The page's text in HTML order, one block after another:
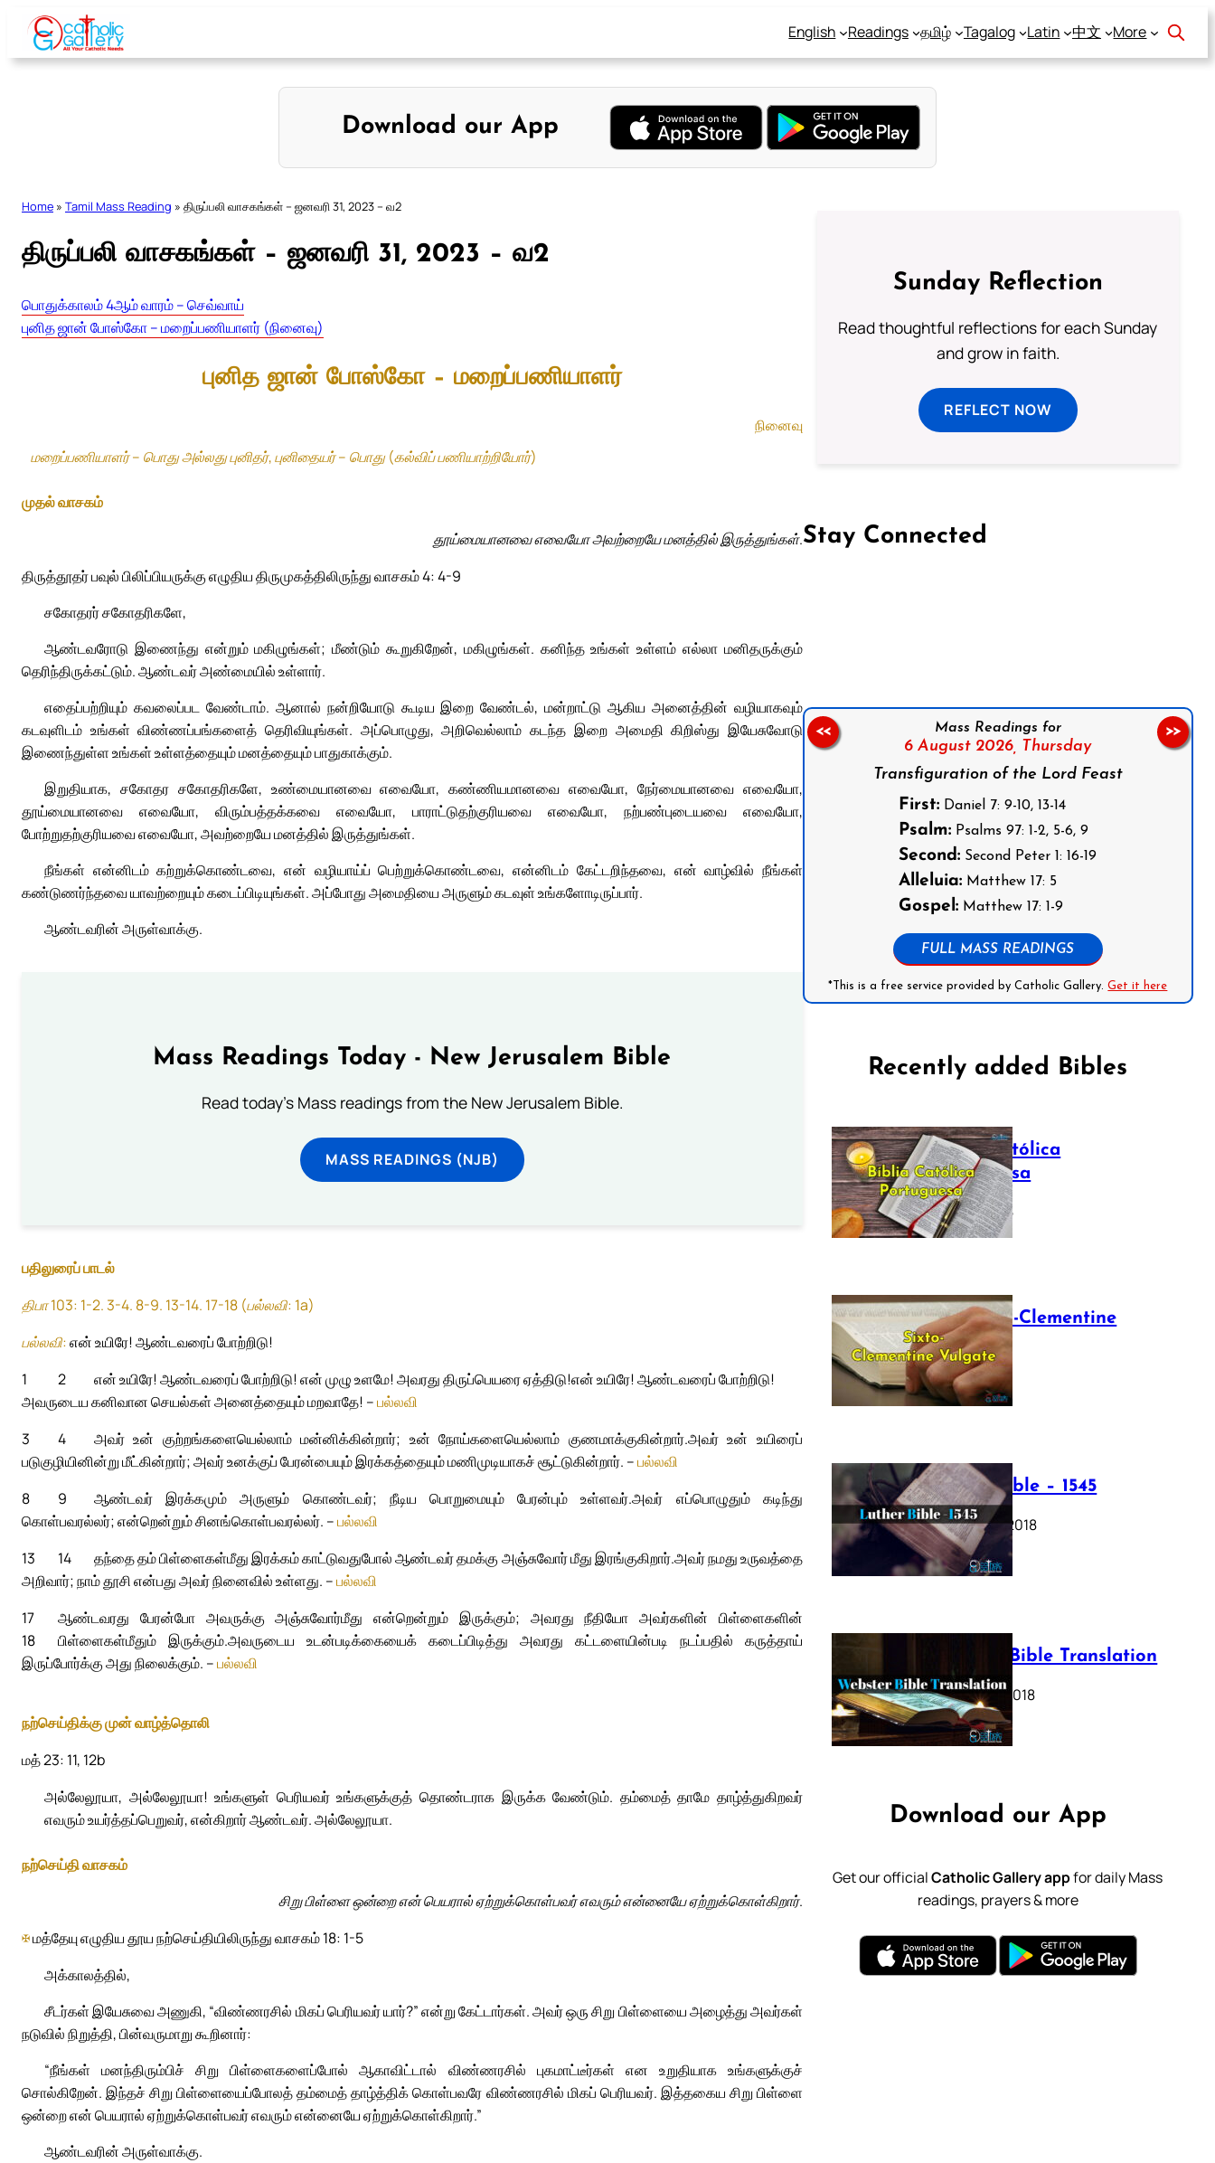
Skip
content
English Readings தமிழ் Tagalog Latin 中文 More
Download our App
Home » Tamil Mass Reading » திருப்பலி வாசகங்கள் – ஜனவரி 31, 2023 – வ2
திருப்பலி வாசகங்கள் – ஜனவரி 31, 2023 – வ2
பொதுக்காலம் 4ஆம் வாரம் – செவ்வாய்
புனித ஜான் போஸ்கோ – மறைப்பணியாளர் (நினைவு)
புனித ஜான் போஸ்கோ – மறைப்பணியாளர்
நினைவு
மறைப்பணியாளர் – பொது அல்லது புனிதர், புனிதையர் – பொது (கல்விப் பணியாற்றியோர்)
முதல் வாசகம்
தூய்மையானவை எவையோ அவற்றையே மனத்தில் இருத்துங்கள்.
திருத்தூதர் பவுல் பிலிப்பியருக்கு எழுதிய திருமுகத்திலிருந்து வாசகம் 4: 4-9
சகோதரர் சகோதரிகளே,
ஆண்டவரோடு இணைந்து என்றும் மகிழுங்கள்; மீண்டும் கூறுகிறேன், மகிழுங்கள். கனிந்த உங்கள் உள்ளம் எல்லா மனிதருக்கும்
தெரிந்திருக்கட்டும். ஆண்டவர் அண்மையில் உள்ளார்.
எதைப்பற்றியும் கவலைப்பட வேண்டாம். ஆனால் நன்றியோடு கூடிய இறை வேண்டல், மன்றாட்டு ஆகிய அனைத்தின் வழியாகவும்
கடவுளிடம் உங்கள் விண்ணப்பங்களைத் தெரிவியுங்கள். அப்பொழுது, அறிவெல்லாம் கடந்த இறை அமைதி கிறிஸ்து இயேசுவோடு
இணைந்துள்ள உங்கள் உள்ளத்தையும் மனத்தையும் பாதுகாக்கும்.
இறுதியாக, சகோதர சகோதரிகளே, உண்மையானவை எவையோ, கண்ணியமானவை எவையோ, நேர்மையானவை எவையோ,
தூய்மையானவை எவையோ, விரும்பத்தக்கவை எவையோ, பாராட்டுதற்குரியவை எவையோ, நற்பண்புடையவை எவையோ,
போற்றுதற்குரியவை எவையோ, அவற்றையே மனத்தில் இருத்துங்கள்.
நீங்கள் என்னிடம் கற்றுக்கொண்டவை, என் வழியாய்ப் பெற்றுக்கொண்டவை, என்னிடம் கேட்டறிந்தவை, என் வாழ்வில் நீங்கள்
கண்டுணர்ந்தவை யாவற்றையும் கடைப்பிடியுங்கள். அப்போது அமைதியை அருளும் கடவுள் உங்களோடிருப்பார்.
ஆண்டவரின் அருள்வாக்கு.
Mass Readings Today - New Jerusalem Bible
Read today's Mass readings from the New Jerusalem Bible.
MASS READINGS (NJB)
பதிலுரைப் பாடல்
திபா 103: 1-2. 3-4. 8-9. 13-14. 17-18 (பல்லவி: 1a)
பல்லவி:என் உயிரே! ஆண்டவரைப் போற்றிடு!
1
என் உயிரே! ஆண்டவரைப் போற்றிடு! என் முழு உளமே! அவரது திருப்பெயரை ஏத்திடு!
2
என் உயிரே! ஆண்டவரைப் போற்றிடு!
அவருடைய கனிவான செயல்கள் அனைத்தையும் மறவாதே! –பல்லவி
3
அவர் உன் குற்றங்களையெல்லாம் மன்னிக்கின்றார்; உன் நோய்களையெல்லாம் குணமாக்குகின்றார்.
4
அவர் உன் உயிரைப்
படுகுழியினின்று மீட்கின்றார்; அவர் உனக்குப் பேரன்பையும் இரக்கத்தையும் மணிமுடியாகச் சூட்டுகின்றார். –பல்லவி
8
ஆண்டவர் இரக்கமும் அருளும் கொண்டவர்; நீடிய பொறுமையும் பேரன்பும் உள்ளவர்.
9
அவர் எப்பொழுதும் கடிந்து
கொள்பவரல்லர்; என்றென்றும் சினங்கொள்பவரல்லர். –பல்லவி
13
தந்தை தம் பிள்ளைகள்மீது இரக்கம் காட்டுவதுபோல் ஆண்டவர் தமக்கு அஞ்சுவோர் மீது இரங்குகிறார்.
14
அவர் நமது உருவத்தை
அறிவார்; நாம் தூசி என்பது அவர் நினைவில் உள்ளது. –பல்லவி
17
ஆண்டவரது பேரன்போ அவருக்கு அஞ்சுவோர்மீது என்றென்றும் இருக்கும்; அவரது நீதியோ அவர்களின் பிள்ளைகளின்
பிள்ளைகள்மீதும் இருக்கும்.
18
அவருடைய உடன்படிக்கையைக் கடைப்பிடித்து அவரது கட்டளையின்படி நடப்பதில் கருத்தாய்
இருப்போர்க்கு அது நிலைக்கும். –பல்லவி
நற்செய்திக்கு முன் வாழ்த்தொலி
மத் 23: 11, 12b
அல்லேலூயா, அல்லேலூயா! உங்களுள் பெரியவர் உங்களுக்குத் தொண்டராக இருக்க வேண்டும். தம்மைத் தாமே தாழ்த்துகிறவர்
எவரும் உயர்த்தப்பெறுவர், என்கிறார் ஆண்டவர். அல்லேலூயா.
நற்செய்தி வாசகம்
சிறு பிள்ளை ஒன்றை என் பெயரால் ஏற்றுக்கொள்பவர் எவரும் என்னையே ஏற்றுக்கொள்கிறார்.
✠மத்தேயு எழுதிய தூய நற்செய்தியிலிருந்து வாசகம் 18: 1-5
அக்காலத்தில்,
சீடர்கள் இயேசுவை அணுகி, “விண்ணரசில் மிகப் பெரியவர் யார்?” என்று கேட்டார்கள். அவர் ஒரு சிறு பிள்ளையை அழைத்து அவர்கள்
நடுவில் நிறுத்தி, பின்வருமாறு கூறினார்:
“நீங்கள் மனந்திரும்பிச் சிறு பிள்ளைகளைப்போல் ஆகாவிட்டால் விண்ணரசில் புகமாட்டீர்கள் என உறுதியாக உங்களுக்குச்
சொல்கிறேன். இந்தச் சிறு பிள்ளையைப்போலத் தம்மைத் தாழ்த்திக் கொள்பவரே விண்ணரசில் மிகப் பெரியவர். இத்தகைய சிறு பிள்ளை
ஒன்றை என் பெயரால் ஏற்றுக்கொள்பவர் எவரும் என்னையே ஏற்றுக்கொள்கிறார்.”
ஆண்டவரின் அருள்வாக்கு.
Sunday Reflection
Read thoughtful reflections for each Sunday
and grow in faith.
REFLECT NOW
Stay Connected
Mass Readings for
6 August 2026, Thursday
Transfiguration of the Lord Feast
First: Daniel 7: 9-10, 13-14
Psalm: Psalms 97: 1-2, 5-6, 9
Second: Second Peter 1: 16-19
Alleluia: Matthew 17: 5
Gospel: Matthew 17: 1-9
FULL MASS READINGS
*This is a free service provided by Catholic Gallery.Get it here
<< >>
Recently added Bibles
Bíblia Católica
Portuguesa
July 16, 2025
The Sixto-Clementine
Vulgate
July 12, 2025
Luther Bible – 1545
October 17, 2018
Webster Bible Translation
October 11, 2018
Download our App
Get our officialCatholic Gallery appfor daily Mass
readings, prayers & more